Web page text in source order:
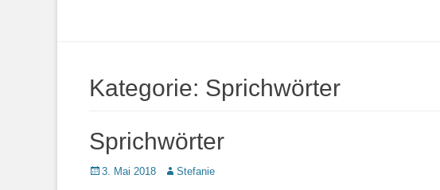
Kategorie: Sprichwörter
Sprichwörter
Posted
3. Mai 2018 AutorStefanie